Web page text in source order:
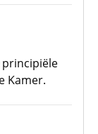
Kamer.